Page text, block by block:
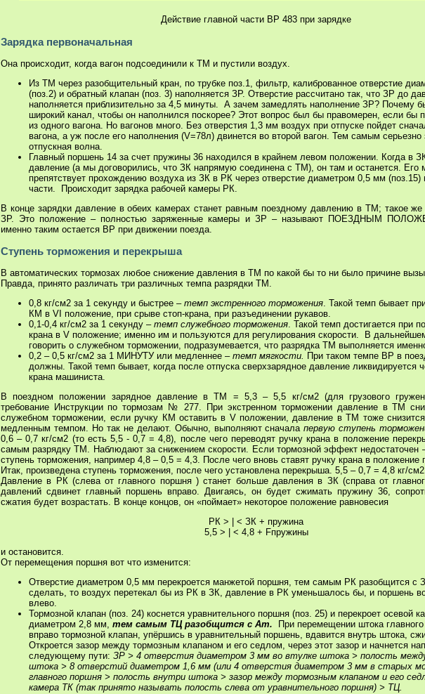
Действие главной части ВР 483 при зарядке
Зарядка первоначальная
Она происходит, когда вагон подсоединили к ТМ и пустили воздух.
Из ТМ через разобщительный кран, по трубке поз.1, фильтр, калиброванное отверстие
(поз.2) и обратный клапан (поз. 3) наполняется ЗР. Отверстие рассчитано так, что ЗР до
наполняется приблизительно за 4,5 минуты. А зачем замедлять наполнение ЗР? Почему
широкий канал, чтобы он наполнился поскорее? Этот вопрос был бы правомерен, если бы
из одного вагона. Но вагонов много. Без отверстия 1,3 мм воздух при отпуске пойдет
вагона, а уж после его наполнения (V=78л) двинется во второй вагон. Тем самым серьезно
отпускная волна.
Главный поршень 14 за счет пружины 36 находился в крайнем левом положении. Когда в
давление (а мы договорились, что ЗК напрямую соединена с ТМ), он там и останется. Его
препятствует прохождению воздуха из ЗК в РК через отверстие диаметром 0,5 мм (поз.15)
части. Происходит зарядка рабочей камеры РК.
В конце зарядки давление в обеих камерах станет равным поездному давлению в ТМ; такое
ЗР. Это положение – полностью заряженные камеры и ЗР – называют ПОЕЗДНЫМ
именно таким остается ВР при движении поезда.
Ступень торможения и перекрыша
В автоматических тормозах любое снижение давления в ТМ по какой бы то ни было причине
Правда, принято различать три различных темпа разрядки ТМ.
0,8 кг/см2 за 1 секунду и быстрее – темп экстренного торможения. Такой темп бывает
КМ в VI положение, при срыве стоп-крана, при разъединении рукавов.
0,1-0,4 кг/см2 за 1 секунду – темп служебного торможения. Такой темп достигается при
крана в V положение; именно им и пользуются для регулирования скорости. В
говорить о служебном торможении, подразумевается, что разрядка ТМ выполняется
0,2 – 0,5 кг/см2 за 1 МИНУТУ или медленнее – темп мягкости. При таком темпе ВР в
должны. Такой темп бывает, когда после отпуска сверхзарядное давление ликвидируется
крана машиниста.
В поездном положении зарядное давление вТМ = 5,3 – 5,5 кг/см2(для грузового
требование Инструкции по тормозам № 277. При экстренном торможении давление в ТМ
служебном торможении, если ручку КМ оставить в V положении, давление в ТМ тоже
медленным темпом. Но так не делают. Обычно, выполняют сначалапервую ступень
0,6 – 0,7 кг/см2 (то есть 5,5 - 0,7 = 4,8), после чего переводят ручку крана в положение
самым разрядку ТМ. Наблюдают за снижением скорости. Если тормозной эффект недостаточен
ступень торможения, например 4,8 – 0,5 = 4,3. После чего вновь ставят ручку крана в положение
Итак, произведена ступень торможения, после чего установлена перекрыша. 5,5 – 0,7 = 4,8 кг/
Давление в РК (слева от главного поршня ) станет больше давления в ЗК (справа от
давлений сдвинет главный поршень вправо. Двигаясь, он будет сжимать пружину 36,
сжатия будет возрастать. В конце концов, он «поймает» некоторое положение равновесия
РК > | < ЗК + пружина
5,5 > | < 4,8 + Fпружины
и остановится.
От перемещения поршня вот что изменится:
Отверстие диаметром 0,5 мм перекроется манжетой поршня, тем самым РК разобщится с
сделать, то воздух перетекал бы из РК в ЗК, давление в РК уменьшалось бы, и поршень
влево.
Тормозной клапан (поз. 24) коснется уравнительного поршня (поз. 25) и перекроет осевой
диаметром 2,8 мм, тем самым ТЦ разобщится с Ат. При перемещении штока
вправо тормозной клапан, упёршись в уравнительный поршень, вдавится внутрь штока,
Откроется зазор между тормозным клапаном и его седлом, через этот зазор и начнется
следующему пути: ЗР > 4 отверстия диаметром 3 мм во втулке штока > полость
штока > 8 отверстий диаметром 1,6 мм (или 4 отверстия диаметром 3 мм в старых
главного поршня > полость внутри штока > зазор между тормозным клапаном и его
камера ТК (так принято называть полость слева от уравнительного поршня) > ТЦ.